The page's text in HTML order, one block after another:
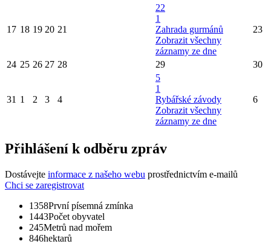
17 18 19 20 21
22
1
Zahrada gurmánů
Zobrazit všechny
záznamy ze dne
23
24 25 26 27 28 29 30
31 1 2 3 4
5
1
Rybářské závody
Zobrazit všechny
záznamy ze dne
6
Přihlášení k odběru zpráv
Dostávejte informace z našeho webu prostřednictvím e-mailů
Chci se zaregistrovat
1358První písemná zmínka
1443Počet obyvatel
245Metrů nad mořem
846hektarů